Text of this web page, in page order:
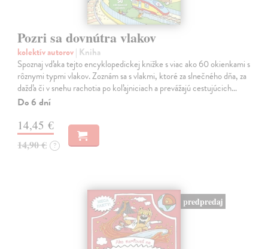
Pozri sa dovnútra vlakov
kolektív autorov| Kniha
Spoznaj vďaka tejto encyklopedickej knižke s viac ako 60 okienkami s
rôznymi typmi vlakov. Zoznám sa s vlakmi, ktoré za slnečného dňa, za
dažďa či v snehu rachotia po koľajniciach a prevážajú cestujúcich…
Do 6 dní
14,45 €
14,90 € ?
predpredaj